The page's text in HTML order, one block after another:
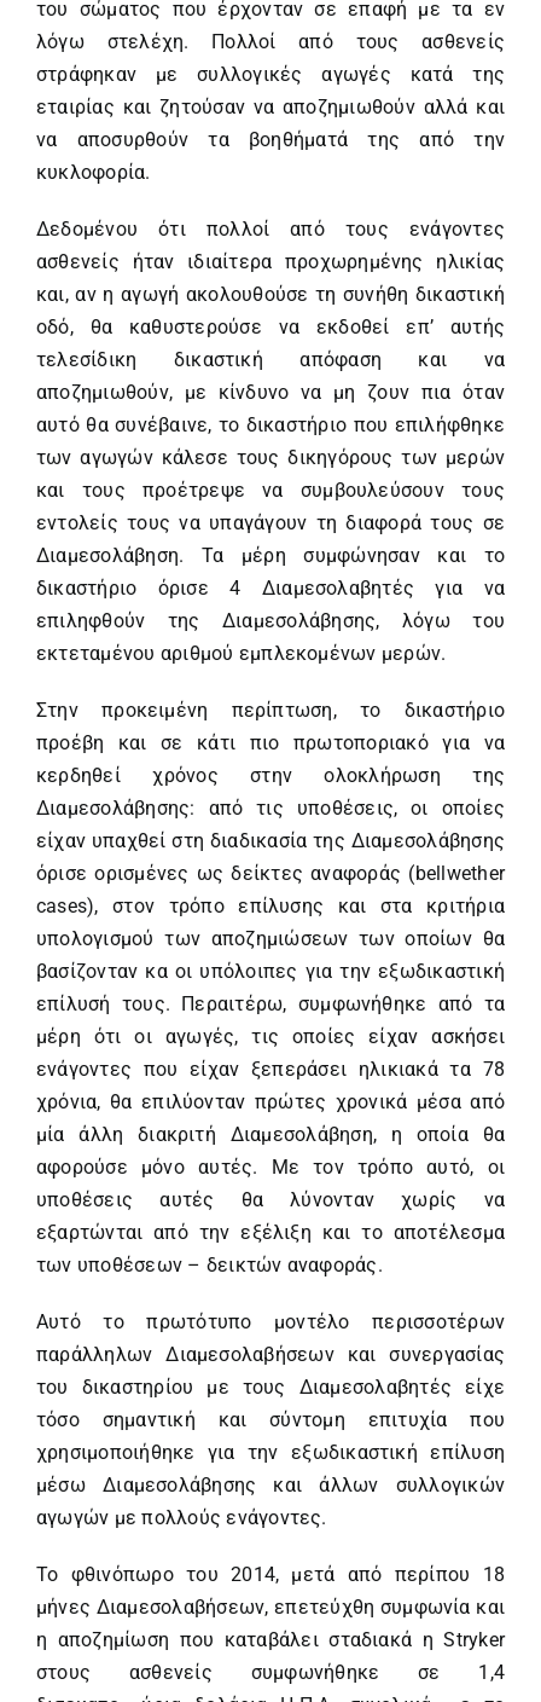
του σώματος που έρχονταν σε επαφή με τα εν
λόγω στελέχη. Πολλοί από τους ασθενείς
στράφηκαν με συλλογικές αγωγές κατά της
εταιρίας και ζητούσαν να αποζημιωθούν αλλά και
να αποσυρθούν τα βοηθήματά της από την
κυκλοφορία.
Δεδομένου ότι πολλοί από τους ενάγοντες
ασθενείς ήταν ιδιαίτερα προχωρημένης ηλικίας
και, αν η αγωγή ακολουθούσε τη συνήθη δικαστική
οδό, θα καθυστερούσε να εκδοθεί επ’ αυτής
τελεσίδικη δικαστική απόφαση και να
αποζημιωθούν, με κίνδυνο να μη ζουν πια όταν
αυτό θα συνέβαινε, το δικαστήριο που επιλήφθηκε
των αγωγών κάλεσε τους δικηγόρους των μερών
και τους προέτρεψε να συμβουλεύσουν τους
εντολείς τους να υπαγάγουν τη διαφορά τους σε
Διαμεσολάβηση. Τα μέρη συμφώνησαν και το
δικαστήριο όρισε 4 Διαμεσολαβητές για να
επιληφθούν της Διαμεσολάβησης, λόγω του
εκτεταμένου αριθμού εμπλεκομένων μερών.
Στην προκειμένη περίπτωση, το δικαστήριο
προέβη και σε κάτι πιο πρωτοποριακό για να
κερδηθεί χρόνος στην ολοκλήρωση της
Διαμεσολάβησης: από τις υποθέσεις, οι οποίες
είχαν υπαχθεί στη διαδικασία της Διαμεσολάβησης
όρισε ορισμένες ως δείκτες αναφοράς (bellwether
cases), στον τρόπο επίλυσης και στα κριτήρια
υπολογισμού των αποζημιώσεων των οποίων θα
βασίζονταν κα οι υπόλοιπες για την εξωδικαστική
επίλυσή τους. Περαιτέρω, συμφωνήθηκε από τα
μέρη ότι οι αγωγές, τις οποίες είχαν ασκήσει
ενάγοντες που είχαν ξεπεράσει ηλικιακά τα 78
χρόνια, θα επιλύονταν πρώτες χρονικά μέσα από
μία άλλη διακριτή Διαμεσολάβηση, η οποία θα
αφορούσε μόνο αυτές. Με τον τρόπο αυτό, οι
υποθέσεις αυτές θα λύνονταν χωρίς να
εξαρτώνται από την εξέλιξη και το αποτέλεσμα
των υποθέσεων – δεικτών αναφοράς.
Αυτό το πρωτότυπο μοντέλο περισσοτέρων
παράλληλων Διαμεσολαβήσεων και συνεργασίας
του δικαστηρίου με τους Διαμεσολαβητές είχε
τόσο σημαντική και σύντομη επιτυχία που
χρησιμοποιήθηκε για την εξωδικαστική επίλυση
μέσω Διαμεσολάβησης και άλλων συλλογικών
αγωγών με πολλούς ενάγοντες.
Το φθινόπωρο του 2014, μετά από περίπου 18
μήνες Διαμεσολαβήσεων, επετεύχθη συμφωνία και
η αποζημίωση που καταβάλει σταδιακά η Stryker
στους ασθενείς συμφωνήθηκε σε 1,4